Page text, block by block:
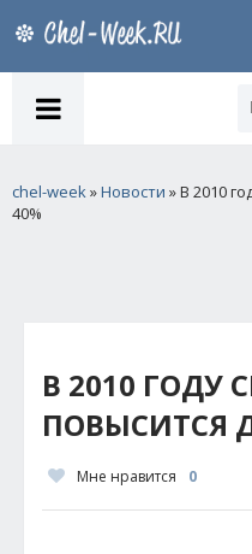
chel-week»Новости » В 2010
40%
В 2010 ГОДУ
ПОВЫСИТСЯ
Мне нравится 0